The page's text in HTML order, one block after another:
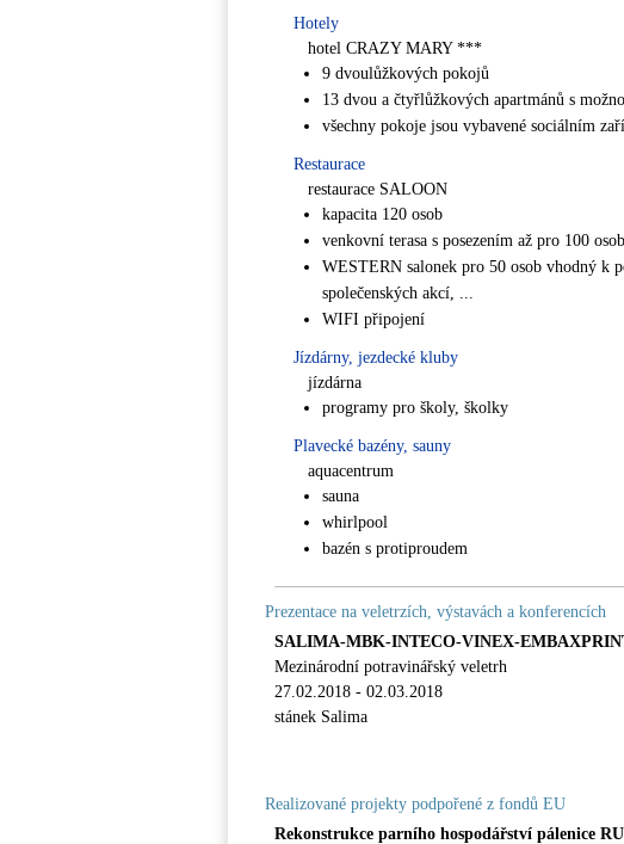
Hotely
hotel CRAZY MARY ***
9 dvoulůžkových pokojů
13 dvou a čtyřlůžkových apartmánů s
všechny pokoje jsou vybavené sociálním
Restaurace
restaurace SALOON
kapacita 120 osob
venkovní terasa s posezením až pro 100 osob
WESTERN salonek pro 50 osob vhodný k
společenských akcí, ...
WIFI připojení
Jízdárny, jezdecké kluby
jízdárna
programy pro školy, školky
Plavecké bazény, sauny
aquacentrum
sauna
whirlpool
bazén s protiproudem
Prezentace na veletrzích, výstavách a konferencích
SALIMA-MBK-INTECO-VINEX-
Mezinárodní potravinářský veletrh
27.02.2018 - 02.03.2018
stánek Salima
Realizované projekty podpořené z fondů EU
Rekonstrukce parního hospodářství pálenice